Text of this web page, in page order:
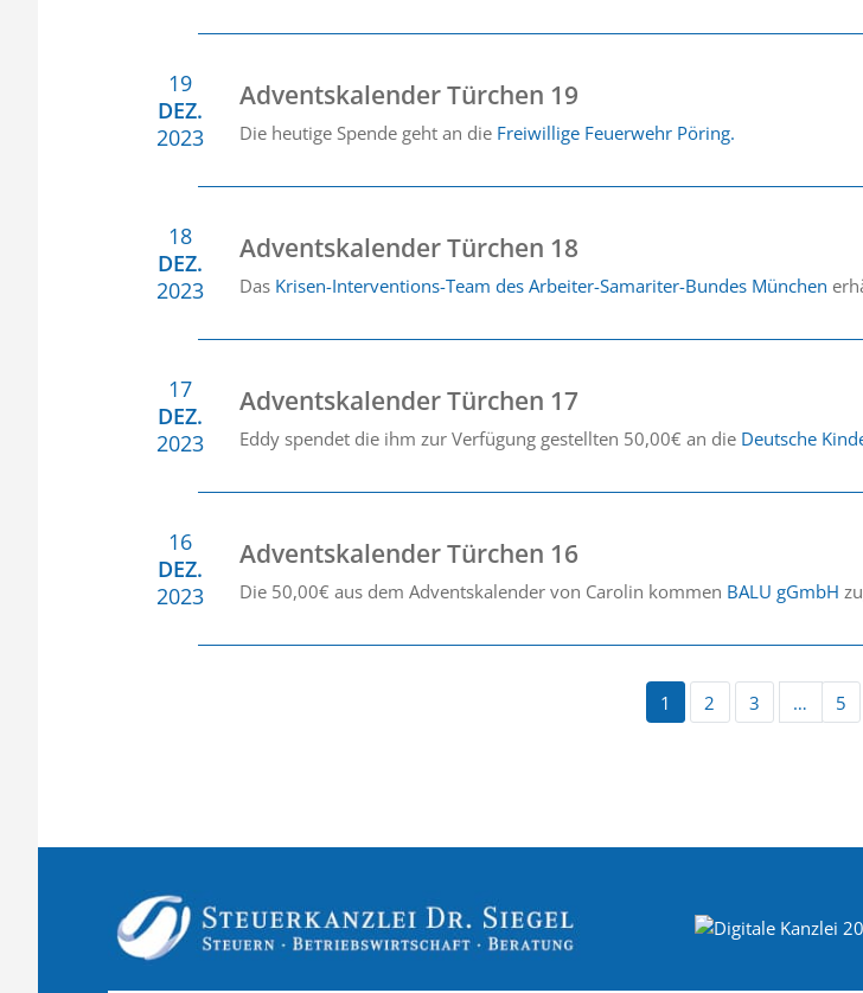
19
DEZ.
2023
Adventskalender Türchen 19
Die heutige Spende geht an die Freiwillige Feuerwehr Pöring.
18
DEZ.
2023
Adventskalender Türchen 18
Das Krisen-Interventions-Team des Arbeiter-Samariter-Bundes München
17
DEZ.
2023
Adventskalender Türchen 17
Eddy spendet die ihm zur Verfügung gestellten 50,00€ an die Deutsche
16
DEZ.
2023
Adventskalender Türchen 16
Die 50,00€ aus dem Adventskalender von Carolin kommen BALU gGmbH
1 2 3 … 5